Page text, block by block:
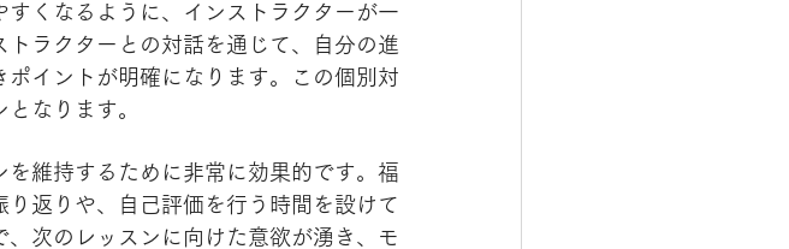
くなるように、インストラクターが一
ラクターとの対話を通じて、自分の進
イントが明確になります。この個別対
なります。
維持するために非常に効果的です。福
返りや、自己評価を行う時間を設けて
次のレッスンに向けた意欲が湧き、モ